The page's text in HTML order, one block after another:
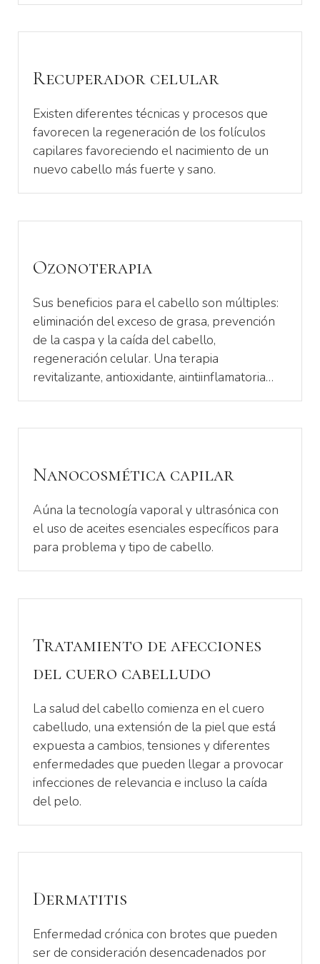
Recuperador celular
Existen diferentes técnicas y procesos que
favorecen la regeneración de los folículos
capilares favoreciendo el nacimiento de un
nuevo cabello más fuerte y sano.
Ozonoterapia
Sus beneficios para el cabello son múltiples:
eliminación del exceso de grasa, prevención
de la caspa y la caída del cabello,
regeneración celular. Una terapia
revitalizante, antioxidante, aintiinflamatoria…
Nanocosmética capilar
Aúna la tecnología vaporal y ultrasónica con
el uso de aceites esenciales específicos para
para problema y tipo de cabello.
Tratamiento de afecciones
del cuero cabelludo
La salud del cabello comienza en el cuero
cabelludo, una extensión de la piel que está
expuesta a cambios, tensiones y diferentes
enfermedades que pueden llegar a provocar
infecciones de relevancia e incluso la caída
del pelo.
Dermatitis
Enfermedad crónica con brotes que pueden
ser de consideración desencadenados por